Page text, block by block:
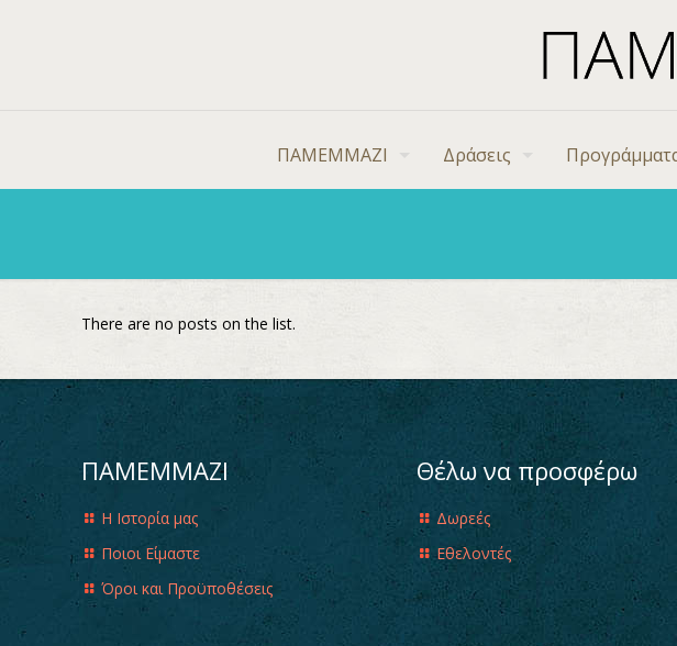
ΠΑΜΕΜΜΑΖΙ Δράσεις
There are no posts on the list.
ΠΑΜΕΜΜΑΖΙ
Η Ιστορία μας
Ποιοι Είμαστε
Όροι και Προϋποθέσεις
Θέλω να προσφέρω
Δωρεές
Εθελοντές